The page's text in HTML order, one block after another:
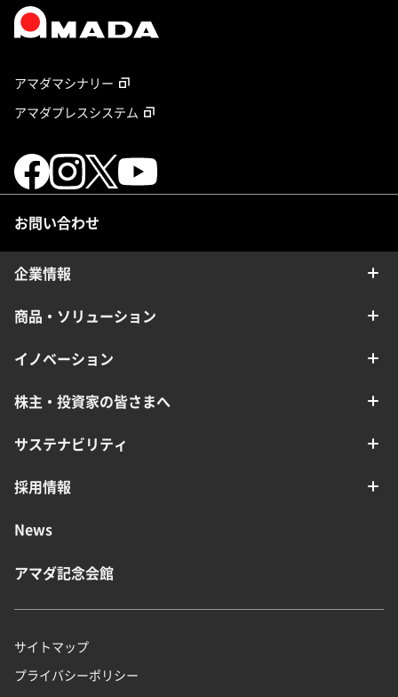
アマダマシナリー
アマダプレスシステム
お問い合わせ
企業情報
商品・ソリューション
イノベーション
株主・投資家の皆さまへ
サステナビリティ
採用情報
News
アマダ記念会館
サイトマップ
プライバシーポリシー